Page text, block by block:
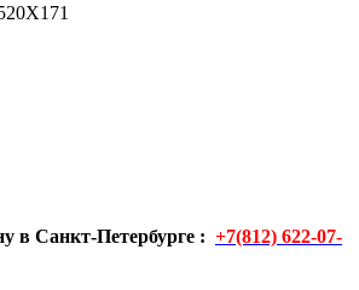
в Санкт-Петербурге : +7(812) 622-07-